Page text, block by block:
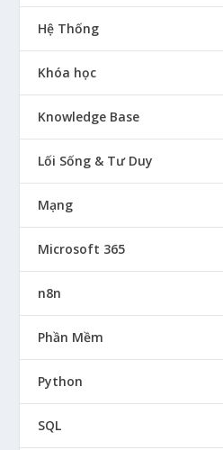
Hệ Thống
Khóa học
Knowledge Base
Lối Sống & Tư Duy
Mạng
Microsoft 365
n8n
Phần Mềm
Python
SQL